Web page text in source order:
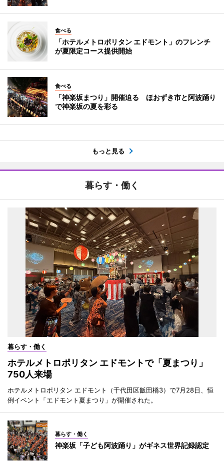
食べる
「ホテルメトロポリタン エドモント」のフレンチ
が夏限定コース提供開始
食べる
「神楽坂まつり」開催迫る ほおずき市と阿波踊り
で神楽坂の夏を彩る
もっと見る
暮らす・働く
暮らす・働く
ホテルメトロポリタン エドモントで「夏まつり」
750人来場
ホテルメトロポリタン エドモント（千代田区飯田橋3）で7月28日、恒
例イベント「エドモント夏まつり」が開催された。
暮らす・働く
神楽坂「子ども阿波踊り」がギネス世界記録認定